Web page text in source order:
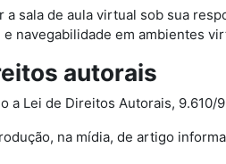
a sala de aula virtual sob sua
e navegabilidade em ambientes
autorais
a Lei de Direitos Autorais,
na mídia, de artigo